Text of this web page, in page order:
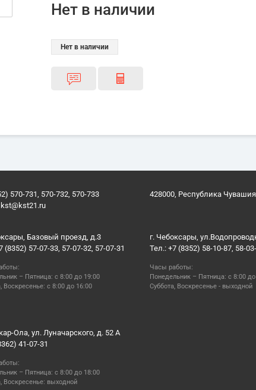
Нет в наличии
Нет в наличии
570-731, 570-732, 570-733
kst@kst21.ru
428000, Республика
Базовый проезд, д.3
(8352) 57-07-33, 57-07-32, 57-07-31
– Пятница: с 8:00 до 19:00
Воскресенье: с 8:00 до 16:00
г. Чебоксары,
Тел.: +7 (8352) 58-10-87, 58-
Часы работы:
Понедельник – Пятница: с 8:00
Суббота, Воскресенье - выходной
Ола, ул. Луначарского, д. 52 А
41-07-31
– Пятница: с 8:00 до 18:00
Воскресенье: выходной